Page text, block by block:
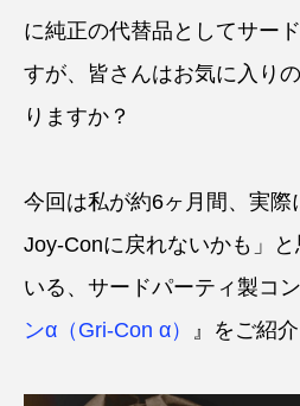
に純正の代替品としてサー
すが、皆さんはお気に入り
りますか？
今回は私が約6ヶ月間、実際
Joy-Conに戻れないかも」
いる、サードパーティ製コ
ンα（Gri-Con α） 』をご紹介